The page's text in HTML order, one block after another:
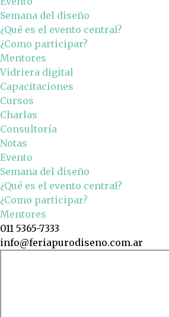
Semana del diseño
¿Qué es el evento central?
¿Como participar?
Mentores
Vidriera digital
Capacitaciones
Cursos
Charlas
Consultoría
Notas
Evento
Semana del diseño
¿Qué es el evento central?
¿Como participar?
Mentores
011 5365-7333
info@feriapurodiseno.com.ar